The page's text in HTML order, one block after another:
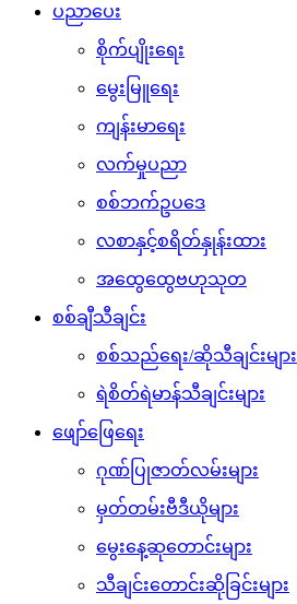
ပညာပေး
စိုက်ပျိုးရေး
မွေးမြူရေး
ကျန်းမာရေး
လက်မှုပညာ
စစ်ဘက်ဥပဒေ
လစာနှင့်စရိတ်နှုန်းထား
အထွေထွေဗဟုသုတ
စစ်ချီသီချင်း
စစ်သည်ရေး/ဆိုသီချင်းများ
ရဲစိတ်ရဲမာန်သီချင်းများ
ဖျော်ဖြေရေး
ဂုဏ်ပြုဇာတ်လမ်းများ
မှတ်တမ်းဗီဒီယိုများ
မွေးနေ့ဆုတောင်းများ
သီချင်းတောင်းဆိုခြင်းများ